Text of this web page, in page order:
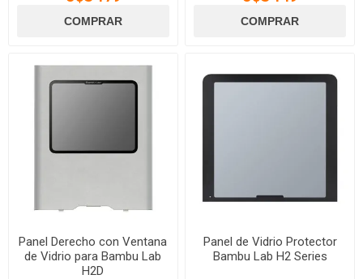
Panel Derecho con Ventana
de Vidrio para Bambu Lab
H2D
Panel de Vidrio Protector
Bambu Lab H2 Series